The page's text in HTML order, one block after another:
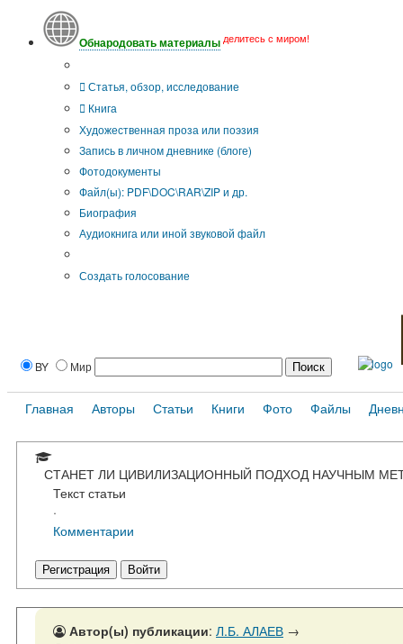
Обнародовать материалы делитесь с миром!
Статья, обзор, исследование
Книга
Художественная проза или поэзия
Запись в личном дневнике (блоге)
Фотодокументы
Файл(ы): PDF\DOC\RAR\ZIP и др.
Биография
Аудиокнига или иной звуковой файл
Создать голосование
BY Мир
Главная Авторы Статьи Книги Фото Файлы
СТАНЕТ ЛИ ЦИВИЛИЗАЦИОННЫЙ ПОДХОД НАУЧНЫМ
Текст статьи
·
Комментарии
Регистрация Войти
Автор(ы) публикации: Л.Б. АЛАЕВ →